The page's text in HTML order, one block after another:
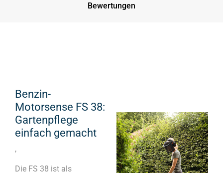
Bewertungen
Benzin-
Motorsense FS 38:
Gartenpflege
einfach gemacht
,
Die FS 38 ist als